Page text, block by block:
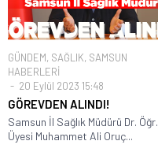
GÜNDEM, SAĞLIK, SAMSUN
HABERLERİ
20 Eylül 2023 15:48
GÖREVDEN ALINDI!
Samsun İl Sağlık Müdürü Dr. Öğr.
Üyesi Muhammet Ali Oruç...